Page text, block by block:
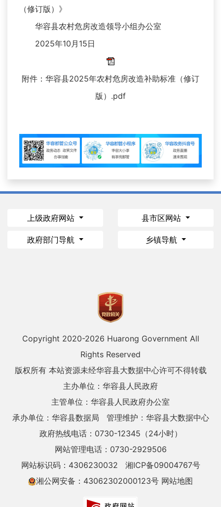
（修订版）》
华容县农村危房改造领导小组办公室
2025年10月15日
附件：华容县2025年农村危房改造补助标准（修订
版）.pdf
上级政府网站 县市区网站
政府部门导航 乡镇导航
Copyright 2020-2026 Huarong Government All
Rights Reserved
版权所有 本站资源未经华容县大数据中心许可不得转载
主办单位：华容县人民政府
主管单位：华容县人民政府办公室
承办单位：华容县数据局
管理维护：华容县大数据中心
政府热线电话：0730-12345（24小时）
网站管理电话：0730-2929506
网站标识码：4306230032
湘ICP备09004767号
湘公网安备：43062302000123号 网站地图